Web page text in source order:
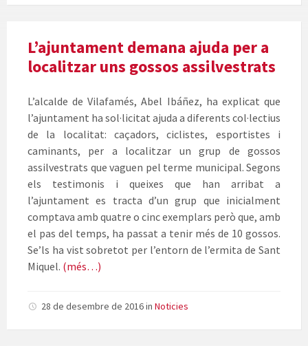
L’ajuntament demana ajuda per a
localitzar uns gossos assilvestrats
L’alcalde de Vilafamés, Abel Ibáñez, ha explicat que
l’ajuntament ha sol·licitat ajuda a diferents col·lectius
de la localitat: caçadors, ciclistes, esportistes i
caminants, per a localitzar un grup de gossos
assilvestrats que vaguen pel terme municipal. Segons
els testimonis i queixes que han arribat a
l’ajuntament es tracta d’un grup que inicialment
comptava amb quatre o cinc exemplars però que, amb
el pas del temps, ha passat a tenir més de 10 gossos.
Se’ls ha vist sobretot per l’entorn de l’ermita de Sant
Miquel. (més…)
28 de desembre de 2016in Noticies